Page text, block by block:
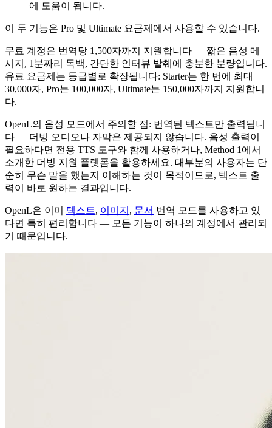
에 도움이 됩니다.
이 두 기능은 Pro 및 Ultimate 요금제에서 사용할 수 있습니다.
무료 계정은 번역당 1,500자까지 지원합니다 — 짧은 음성 메
시지, 1분짜리 독백, 간단한 인터뷰 발췌에 충분한 분량입니다.
유료 요금제는 등급별로 확장됩니다: Starter는 한 번에 최대
30,000자, Pro는 100,000자, Ultimate는 150,000자까지 지원합니
다.
OpenL의 음성 모드에서 주의할 점: 번역된 텍스트만 출력됩니
다 — 더빙 오디오나 자막은 제공되지 않습니다. 음성 출력이
필요하다면 전용 TTS 도구와 함께 사용하거나, Method 1에서
소개한 더빙 지원 플랫폼을 활용하세요. 대부분의 사용자는 단
순히 무슨 말을 했는지 이해하는 것이 목적이므로, 텍스트 출
력이 바로 원하는 결과입니다.
OpenL은 이미 텍스트, 이미지 , 문서 번역 모드를 사용하고 있
다면 특히 편리합니다 — 모든 기능이 하나의 계정에서 관리되
기 때문입니다.